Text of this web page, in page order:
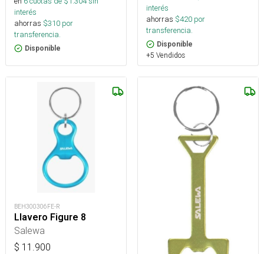
interés
ahorras $310 por
transferencia.
Disponible
interés
ahorras $420 por
transferencia.
Disponible
+5 Vendidos
BEH300306FE-R
Llavero Figure 8
Salewa
$ 11.900